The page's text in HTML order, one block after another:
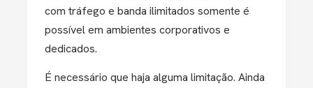
com tráfego e banda ilimitados somente é
possível em ambientes corporativos e
dedicados.
É necessário que haja alguma limitação. Ainda